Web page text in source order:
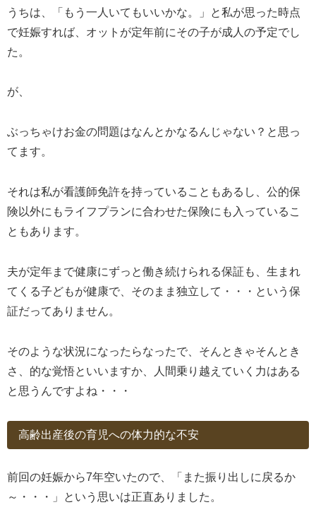
うちは、「もう一人いてもいいかな。」と私が思った時点
で妊娠すれば、オットが定年前にその子が成人の予定でし
た。
が、
ぶっちゃけお金の問題はなんとかなるんじゃない？と思っ
てます。
それは私が看護師免許を持っていることもあるし、公的保
険以外にもライフプランに合わせた保険にも入っているこ
ともあります。
夫が定年まで健康にずっと働き続けられる保証も、生まれ
てくる子どもが健康で、そのまま独立して・・・という保
証だってありません。
そのような状況になったらなったで、そんときゃそんとき
さ、的な覚悟といいますか、人間乗り越えていく力はある
と思うんですよね・・・
高齢出産後の育児への体力的な不安
前回の妊娠から7年空いたので、「また振り出しに戻るか
～・・・」という思いは正直ありました。